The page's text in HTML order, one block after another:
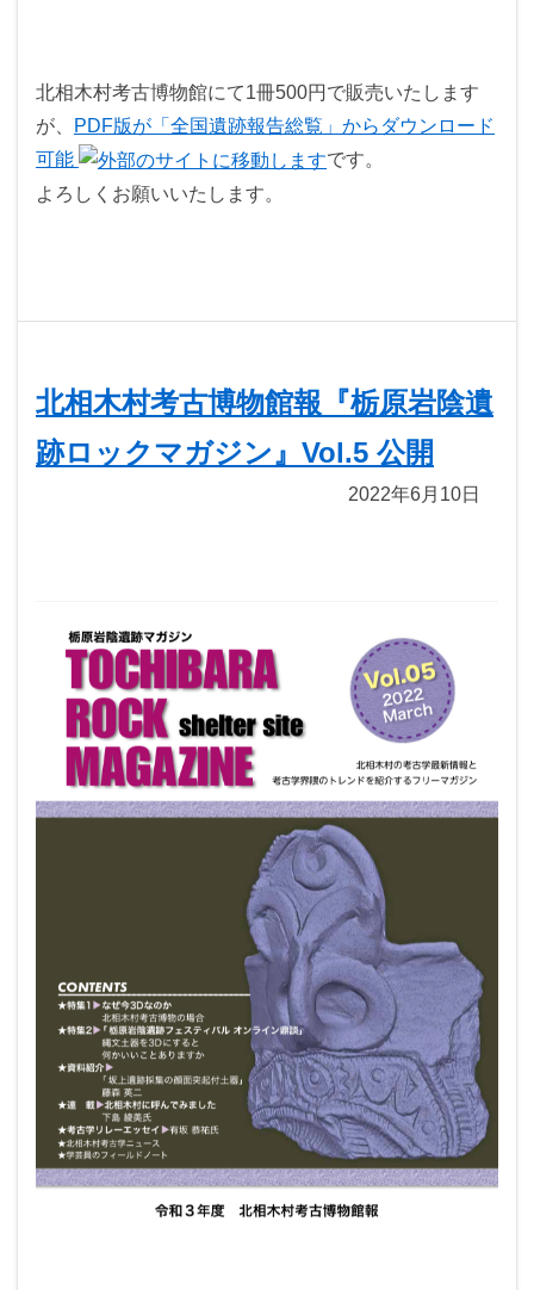
北相木村考古博物館にて1冊500円で販売いたします
が、
PDF版が「全国遺跡報告総覧」からダウンロード
可能
です。
よろしくお願いいたします。
北相木村考古博物館報『栃原岩陰遺
跡ロックマガジン』Vol.5 公開
2022年6月10日